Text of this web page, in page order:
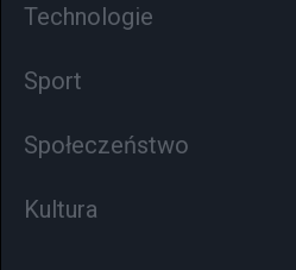
Technologie
Sport
Społeczeństwo
Kultura